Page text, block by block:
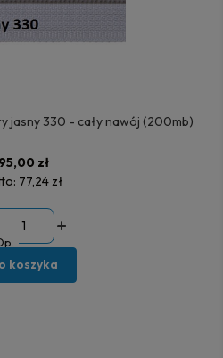
jasny 330 - cały nawój (200mb)
95,00 zł
77,24 zł
koszyka